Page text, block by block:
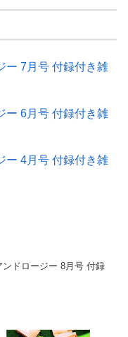
ー 7月号 付録付き雑
ー 6月号 付録付き雑
ー 4月号 付録付き雑
ンドロージー 8月号 付録